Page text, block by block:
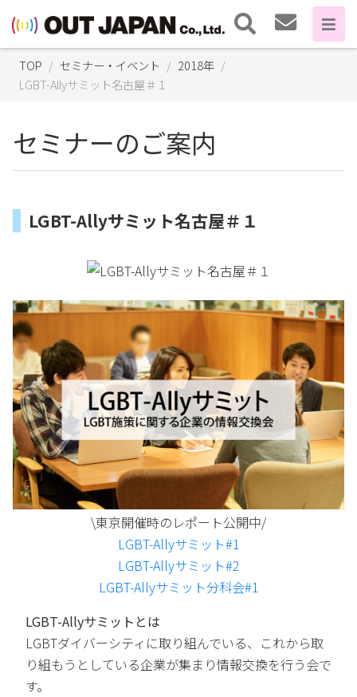
TOP セミナー・イベント
2018年
LGBT-Allyサミット名古屋＃１
セミナーのご案内
LGBT-Allyサミット名古屋＃１
\東京開催時のレポート公開中/
LGBT-Allyサミット#1
LGBT-Allyサミット#2
LGBT-Allyサミット分科会#1
LGBT-Allyサミットとは
LGBTダイバーシティに取り組んでいる、これから取
り組もうとしている企業が集まり情報交換を行う会で
す。